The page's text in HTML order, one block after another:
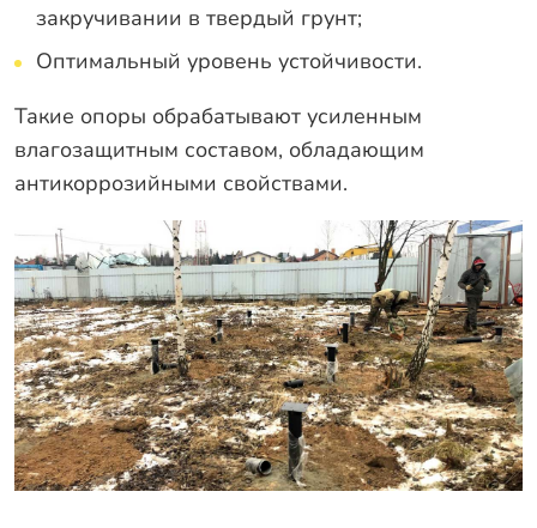
закручивании в твердый грунт;
Оптимальный уровень устойчивости.
Такие опоры обрабатывают усиленным
влагозащитным составом, обладающим
антикоррозийными свойствами.